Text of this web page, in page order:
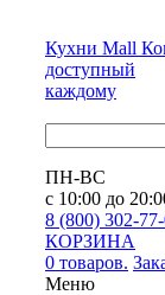
Кухни Mall
доступный
каждому
ПН-ВС
с 10:00 до
8 (800) 302-
КОРЗИНА
0 товаров.
Меню